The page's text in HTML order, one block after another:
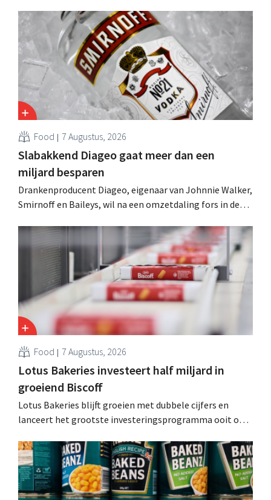
Food 7 Augustus, 2026
Slabakkend Diageo gaat meer dan een
miljard besparen
Drankenproducent Diageo, eigenaar van Johnnie Walker,
Smirnoff en Baileys, wil na een omzetdaling fors in de
andere Guiness en voorgemixte cocktails.
Food 7 Augustus, 2026
Lotus Bakeries investeert half miljard in
groeiend Biscoff
Lotus Bakeries blijft groeien met dubbele cijfers en
lanceert het grootste investeringsprogramma ooit om
moeten dit momentum grijpen”.